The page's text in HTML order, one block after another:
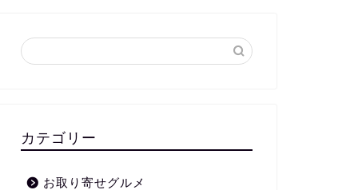
カテゴリー
お取り寄せグルメ